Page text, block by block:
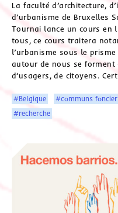
La faculté d’architecture,
d’urbanisme de Bruxelles
Tournai lance un cours en
tous, ce cours traitera
l’urbanisme sous le
autour de nous se forment
d’usagers, de citoyens.
#Belgique #communs
#recherche